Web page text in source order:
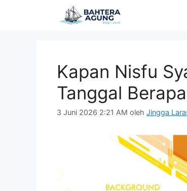
Kapan Nisfu
Tanggal
3 Juni 2026 2:21 AM oleh Jingga